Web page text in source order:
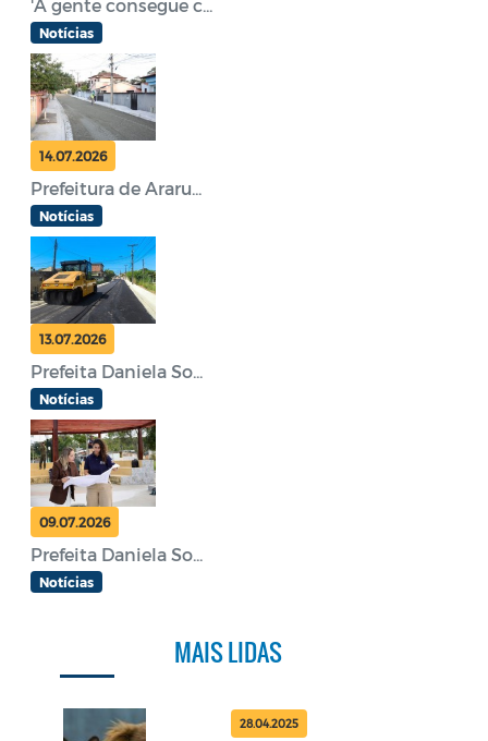
'A gente consegue c...
Notícias
14.07.2026
Prefeitura de Araru...
Notícias
13.07.2026
Prefeita Daniela So...
Notícias
09.07.2026
Prefeita Daniela So...
Notícias
MAIS LIDAS
28.04.2025